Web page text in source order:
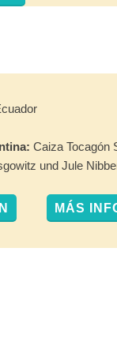
Caiza Tocagón
und Jule
MÁS